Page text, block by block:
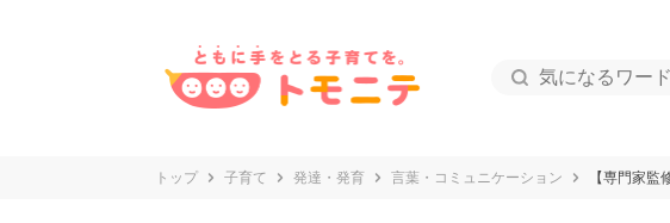
トップ 子育て 発達・発育 言葉・コミュニケーション 【専門家